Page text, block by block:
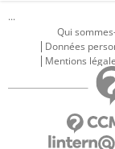
...
Qui
Données
Mentions